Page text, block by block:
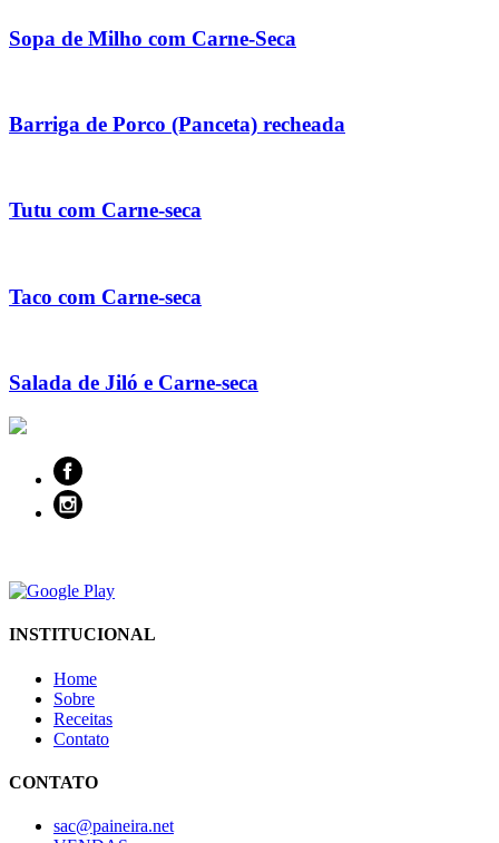
Sopa de Milho com Carne-Seca
Barriga de Porco (Panceta) recheada
Tutu com Carne-seca
Taco com Carne-seca
Salada de Jiló e Carne-seca
INSTITUCIONAL
Home
Sobre
Receitas
Contato
CONTATO
sac@paineira.net